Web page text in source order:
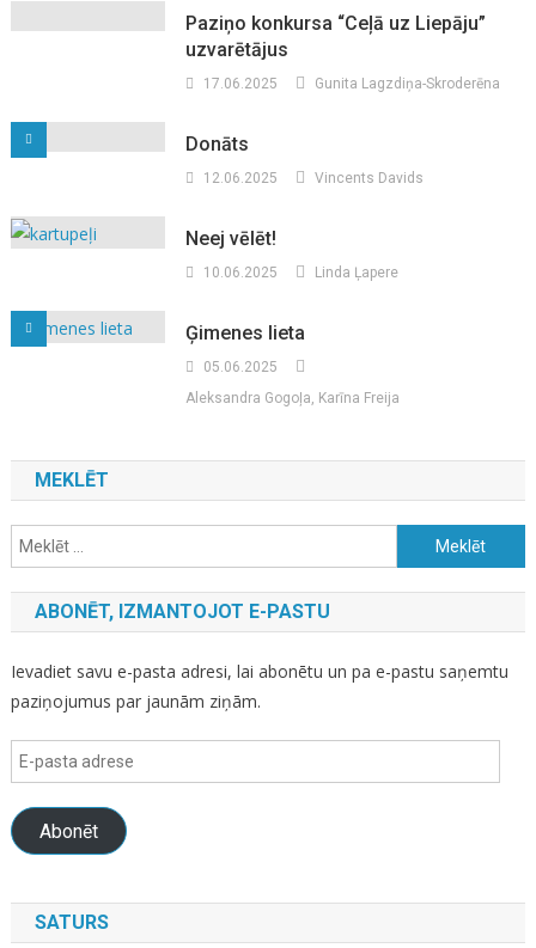
Paziņo konkursa “Ceļā uz Liepāju”
uzvarētājus
17.06.2025 Gunita Lagzdiņa-Skroderēna
Donāts
12.06.2025 Vincents Davids
Neej vēlēt!
10.06.2025 Linda Ļapere
Ģimenes lieta
05.06.2025
Aleksandra Gogoļa, Karīna Freija
MEKLĒT
Meklēt:
ABONĒT, IZMANTOJOT E-PASTU
Ievadiet savu e-pasta adresi, lai abonētu un pa e-pastu saņemtu
paziņojumus par jaunām ziņām.
E-
pasta
adrese
Abonēt
SATURS